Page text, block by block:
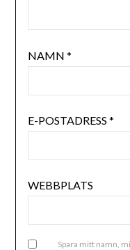
NAMN *
E-POSTADRESS *
WEBBPLATS
Spara mitt namn,